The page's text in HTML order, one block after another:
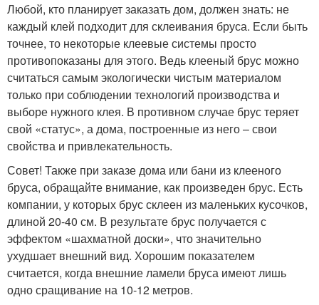
Любой, кто планирует заказать дом, должен знать: не
каждый клей подходит для склеивания бруса. Если быть
точнее, то некоторые клеевые системы просто
противопоказаны для этого. Ведь клееный брус можно
считаться самым экологически чистым материалом
только при соблюдении технологий производства и
выборе нужного клея. В противном случае брус теряет
свой «статус», а дома, построенные из него – свои
свойства и привлекательность.
Совет! Также при заказе дома или бани из клееного
бруса, обращайте внимание, как произведен брус. Есть
компании, у которых брус склеен из маленьких кусочков,
длиной 20-40 см. В результате брус получается с
эффектом «шахматной доски», что значительно
ухудшает внешний вид. Хорошим показателем
считается, когда внешние ламели бруса имеют лишь
одно сращивание на 10-12 метров.